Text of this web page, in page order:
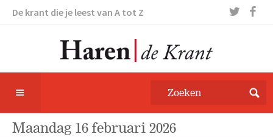
De krant die je leest van A tot Z
maandag 16 februari 2026